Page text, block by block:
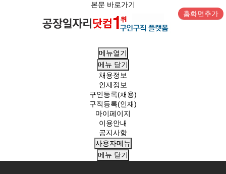
본문 바로가기
홈화면추가
메뉴열기
메뉴 닫기
채용정보
인재정보
구인등록(채용)
구직등록(인재)
마이페이지
이용안내
공지사항
사용자메뉴
메뉴 닫기